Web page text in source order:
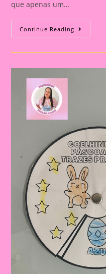
que apenas um…
Continue Reading Atividade
Páscoa